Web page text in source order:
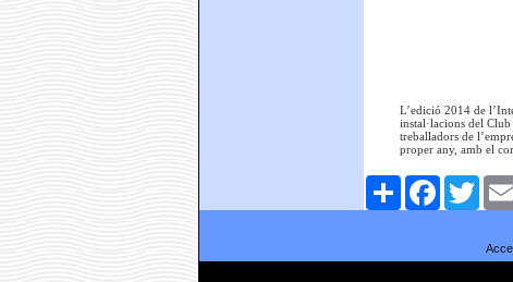
L’edició 2014 de
instal·lacions del
treballadors de
proper any, amb el
ComparteixFacebookTwitter